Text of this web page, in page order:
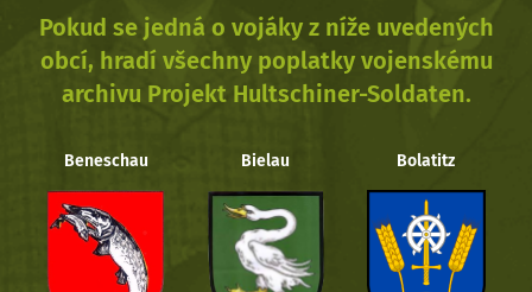
Pokud se jedná o vojáky z níže uvedených
obcí, hradí všechny poplatky vojenskému
archivu Projekt Hultschiner-Soldaten.
Beneschau Bielau Bolatitz